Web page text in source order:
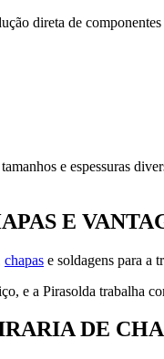
direta de
e espessuras
E
chapas e soldagens para a
e a Pirasolda trabalha
DE